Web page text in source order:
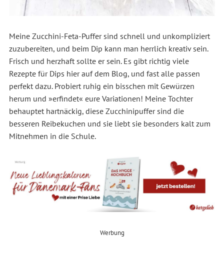
Meine Zucchini-Feta-Puffer sind schnell und unkompliziert
zuzubereiten, und beim Dip kann man herrlich kreativ sein.
Frisch und herzhaft sollte er sein. Es gibt richtig viele
Rezepte für Dips hier auf dem Blog, und fast alle passen
perfekt dazu. Probiert ruhig ein bisschen mit Gewürzen
herum und »erfindet« eure Variationen! Meine Tochter
behauptet hartnäckig, diese Zucchinipuffer sind die
besseren Reibekuchen und sie liebt sie besonders kalt zum
Mitnehmen in die Schule.
Werbung